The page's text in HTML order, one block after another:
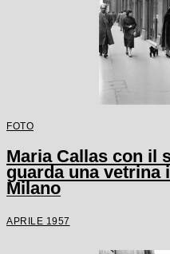
FOTO
Maria Callas con il
guarda una vetrina
Milano
APRILE 1957